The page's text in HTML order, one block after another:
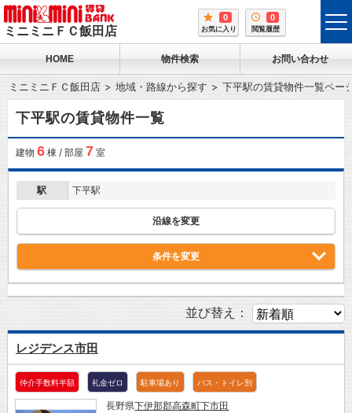
ミニミニＦＣ飯田店
0
お気に入り
0
閲覧履歴
HOME 物件検索 お問い合わせ
ミニミニＦＣ飯田店 地域・路線から探す 下平駅の賃貸物件一覧ペー
下平駅の賃貸物件一覧
建物 6棟 / 部屋 7 室
駅 下平駅
沿線を変更
条件を変更
並び替え：
レジデンス市田
仲介手数料半額 礼金ゼロ 駐車場あり バス・トイレ別
長野県下伊那郡高森町下市田